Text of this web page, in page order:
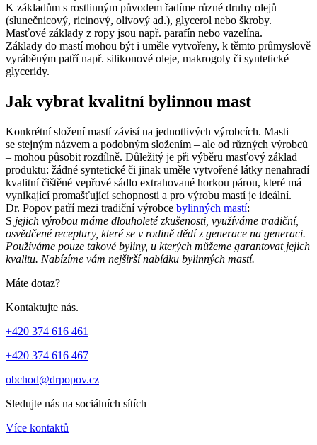
K základům s rostlinným původem řadíme různé druhy olejů
(slunečnicový, ricinový, olivový ad.), glycerol nebo škroby.
Masťové základy z ropy jsou např. parafín nebo vazelína.
Základy do mastí mohou být i uměle vytvořeny, k těmto průmyslově
vyráběným patří např. silikonové oleje, makrogoly či syntetické
glyceridy.
Jak vybrat kvalitní bylinnou mast
Konkrétní složení mastí závisí na jednotlivých výrobcích. Masti
se stejným názvem a podobným složením – ale od různých výrobců
– mohou působit rozdílně. Důležitý je při výběru masťový základ
produktu: žádné syntetické či jinak uměle vytvořené látky nenahradí
kvalitní čištěné vepřové sádlo extrahované horkou párou, které má
vynikající promašťující schopnosti a pro výrobu mastí je ideální.
Dr. Popov patří mezi tradiční výrobce bylinných mastí:
S jejich výrobou máme dlouholeté zkušenosti, využíváme tradiční,
osvědčené receptury, které se v rodině dědí z generace na generaci.
Používáme pouze takové byliny, u kterých můžeme garantovat jejich
kvalitu. Nabízíme vám nejširší nabídku bylinných mastí.
Máte dotaz?
Kontaktujte nás.
+420 374 616 461
+420 374 616 467
obchod@drpopov.cz
Sledujte nás na sociálních sítích
Více kontaktů